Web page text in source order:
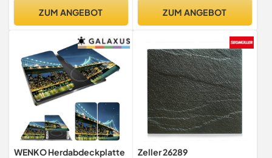
Saftrille, 50 x 56 x 4 cm
ZUM ANGEBOT
Küchen Gehärtetes Glas, 2
ZUM ANGEBOT
WENKO Herdabdeckplatte
Zeller 26289